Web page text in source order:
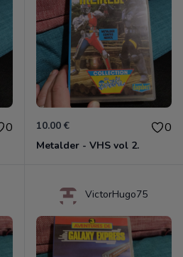
0 10.00 € 0
Metalder - VHS vol 2.
VictorHugo75